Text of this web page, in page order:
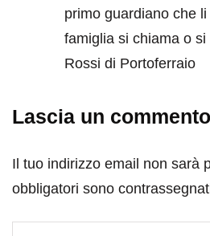
primo guardiano che
famiglia si chiama o
Rossi di Portoferraio
Lascia un commento
Il tuo indirizzo email non sarà
obbligatori sono